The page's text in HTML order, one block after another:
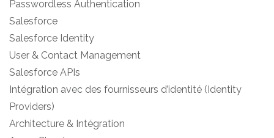
Passwordless Authentication
Salesforce
Salesforce Identity
User & Contact Management
Salesforce APIs
Intégration avec des fournisseurs d’identité (Identity
Providers)
Architecture & Intégration